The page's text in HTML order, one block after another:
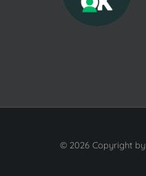
© 2026 Copyright by